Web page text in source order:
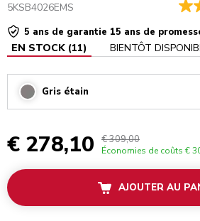
5KSB4026EMS
5 ans de garantie 15 ans de
EN STOCK (11) BIENTÔT
Gris étain
€ 278,10 € 309,00
Économies de coûts €
AJOUTER AU